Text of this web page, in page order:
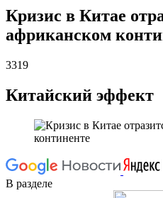
Кризис в Китае
африканском
3319
Китайский эффект
В разделе